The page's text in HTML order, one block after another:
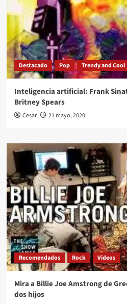
Destacado Pop Trendy and Cool
Inteligencia artificial: Frank
Britney Spears
Cesar 21 mayo, 2020
Recomendados Rock Videos
Mira a Billie Joe Amstrong de
dos hijos